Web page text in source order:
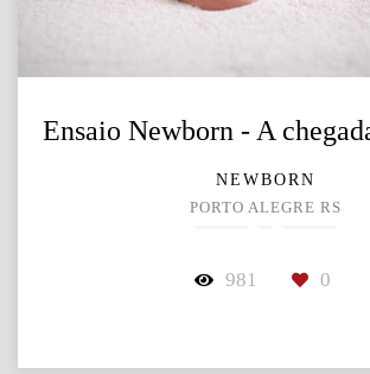
Ensaio Newborn - A
NEWBORN
PORTO ALEGRE RS
981 0